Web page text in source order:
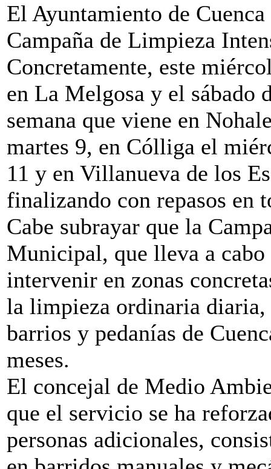
El Ayuntamiento de
Campaña de Limpieza
Concretamente, este
en La Melgosa y el sábado
semana que viene en
martes 9, en Cólliga el
11 y en Villanueva de los
finalizando con repasos en
Cabe subrayar que la
Municipal, que lleva a
intervenir en zonas
la limpieza ordinaria
barrios y pedanías de
meses.
El concejal de Medio
que el servicio se ha
personas adicionales,